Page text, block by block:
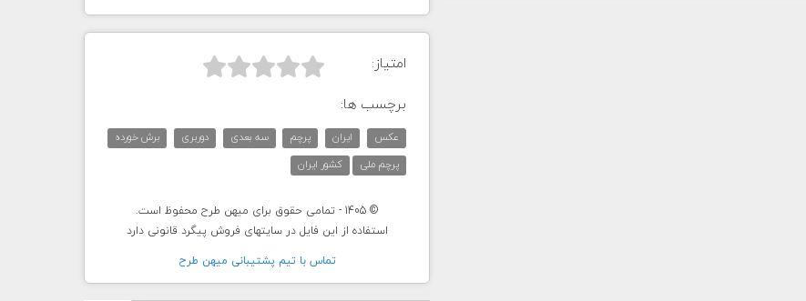
امتیاز: 


برچسب ها:
عکس ایران پرچم سه بعدی دوربری
برش خورده
پرچم ملی
کشور ایران
© 1405 - تمامی حقوق برای میهن طرح محفوظ است.
استفاده از این فایل در سایتهای فروش پیگرد قانونی دارد
تماس با تيم پشتيبانی ميهن طرح